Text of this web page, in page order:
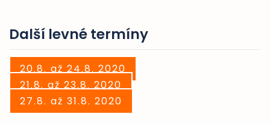
Další levné termíny
20.8. až 24.8. 2020
21.8. až 23.8. 2020
27.8. až 31.8. 2020